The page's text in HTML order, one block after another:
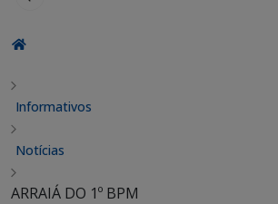
Informativos
Notícias
ARRAIÁ DO 1º BPM